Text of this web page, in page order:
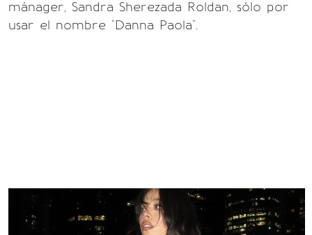
mánager, Sandra Sherezada Roldan, sólo por
usar el nombre "Danna Paola".